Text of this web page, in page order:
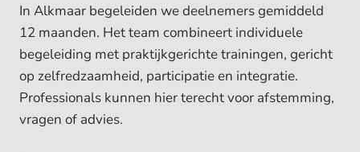
In Alkmaar begeleiden we deelnemers gemiddeld
12 maanden. Het team combineert individuele
begeleiding met praktijkgerichte trainingen, gericht
op zelfredzaamheid, participatie en integratie.
Professionals kunnen hier terecht voor afstemming,
vragen of advies.